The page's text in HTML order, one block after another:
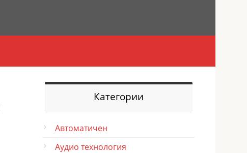
Категории
Автоматичен
Аудио технология